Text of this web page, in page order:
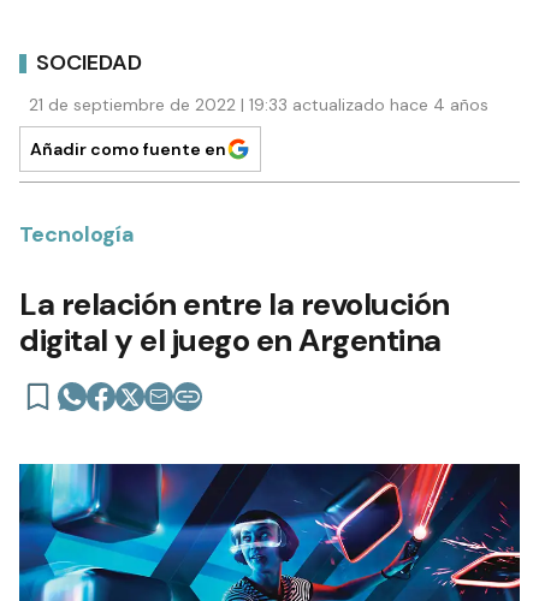
SOCIEDAD
21 de septiembre de 2022 | 19:33 actualizado hace 4 años
Añadir como fuente en
Tecnología
La relación entre la revolución
digital y el juego en Argentina